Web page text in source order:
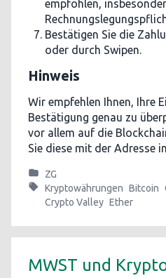
empfohlen,
Bestätigen Sie die
oder durch Swipen.
Hinweis
Wir empfehlen Ihnen, Ihre
Bestätigung genau zu
vor allem auf die
Sie diese mit der Adresse
ZG
Kryptowährungen Bitcoin
Crypto Valley Ether
MWST und